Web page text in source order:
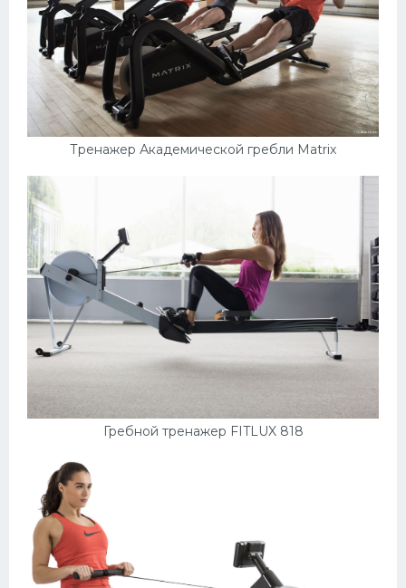
Тренажер Академической гребли Matrix
Гребной тренажер FITLUX 818